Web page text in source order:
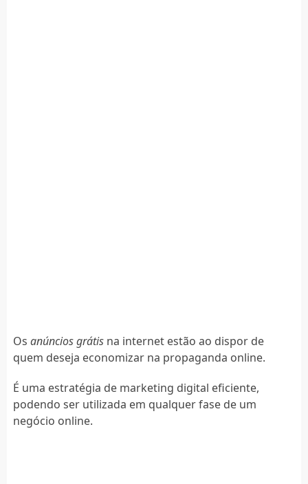
Os anúncios grátisna internet estão ao dispor de
quem deseja economizar na propaganda online.
É uma estratégia de marketing digital eficiente,
podendo ser utilizada em qualquer fase de um
negócio online.